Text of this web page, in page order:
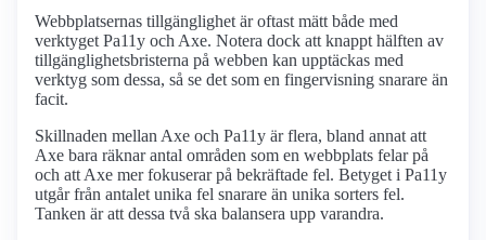
Webbplatsernas tillgänglighet är oftast mätt både med
verktyget Pa11y och Axe. Notera dock att knappt hälften av
tillgänglighetsbristerna på webben kan upptäckas med
verktyg som dessa, så se det som en fingervisning snarare än
facit.
Skillnaden mellan Axe och Pa11y är flera, bland annat att
Axe bara räknar antal områden som en webbplats felar på
och att Axe mer fokuserar på bekräftade fel. Betyget i Pa11y
utgår från antalet unika fel snarare än unika sorters fel.
Tanken är att dessa två ska balansera upp varandra.